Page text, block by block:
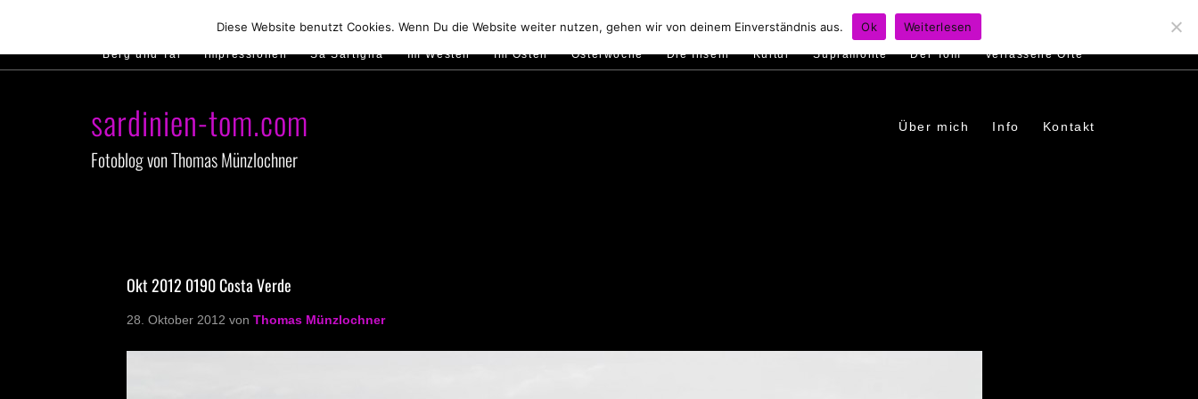
Traumstrände Feste feiern Golfo di Orosei Im Norden Im Süden Gallura Murales Ambiente Menschen
Berg und Tal Impressionen Sa Sartiglia Im Westen Im Osten Osterwoche Die Inseln Kultur Supramonte Der Tom Verlassene Orte
sardinien-tom.com
Fotoblog von Thomas Münzlochner
Über mich Info Kontakt
Okt 2012 0190 Costa Verde
28. Oktober 2012 von Thomas Münzlochner
Diese Website benutzt Cookies. Wenn Du die Website weiter nutzen, gehen wir von deinem Einverständnis aus. Ok Weiterlesen